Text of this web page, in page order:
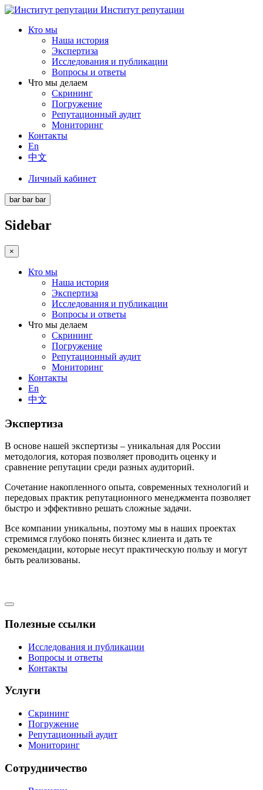
Институт репутации
Кто мы
Наша история
Экспертиза
Исследования и публикации
Вопросы и ответы
Что мы делаем
Скрининг
Погружение
Репутационный аудит
Мониторинг
Контакты
En
中文
Личный кабинет
bar bar bar
Sidebar
×
Кто мы
Наша история
Экспертиза
Исследования и публикации
Вопросы и ответы
Что мы делаем
Скрининг
Погружение
Репутационный аудит
Мониторинг
Контакты
En
中文
Экспертиза
В основе нашей экспертизы – уникальная для России
методология, которая позволяет проводить оценку и
сравнение репутации среди разных аудиторий.
Сочетание накопленного опыта, современных технологий и
передовых практик репутационного менеджмента позволяет
быстро и эффективно решать сложные задачи.
Все компании уникальны, поэтому мы в наших проектах
стремимся глубоко понять бизнес клиента и дать те
рекомендации, которые несут практическую пользу и могут
быть реализованы.
Полезные ссылки
Исследования и публикации
Вопросы и ответы
Контакты
Услуги
Скрининг
Погружение
Репутационный аудит
Мониторинг
Сотрудничество